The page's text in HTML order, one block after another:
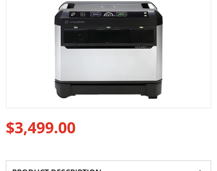
Abrir medio 1 en vista de
$3,499.00